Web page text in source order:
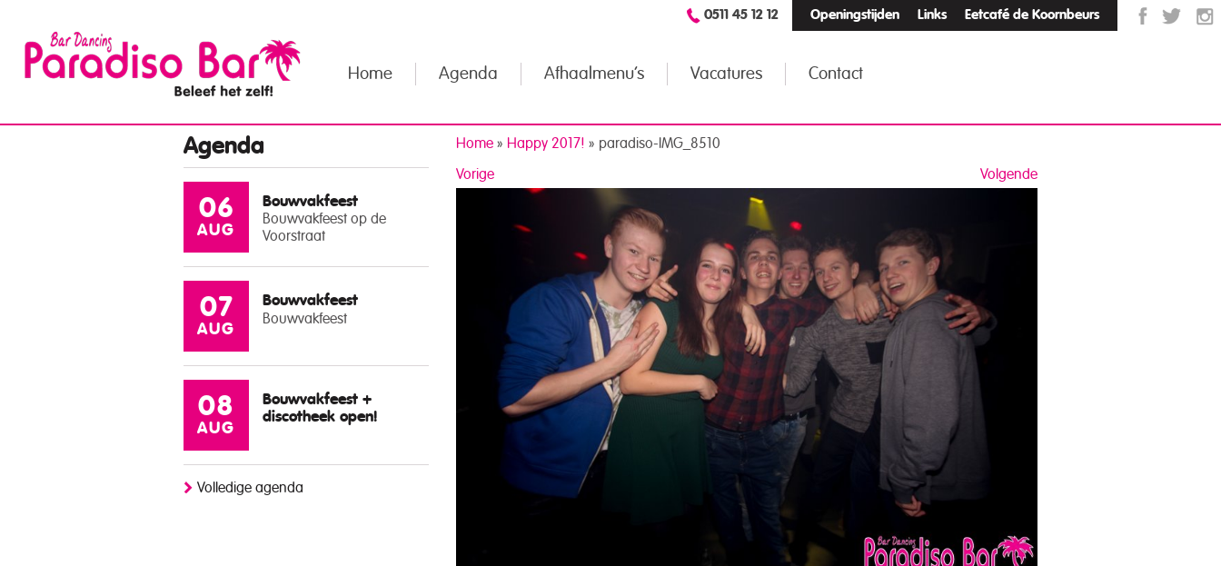
Openingstijden Links Eetcafé de Koornbeurs
0511 45 12 12
Home Agenda Afhaalmenu’s Vacatures Contact
Agenda
06
AUG
Bouwvakfeest
Bouwvakfeest op de
Voorstraat
07
AUG
Bouwvakfeest
Bouwvakfeest
08
AUG
Bouwvakfeest +
discotheek open!
Volledige agenda
Home » Happy 2017! » paradiso-IMG_8510
Volgende
Vorige